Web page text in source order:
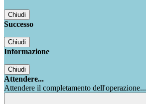
Chiudi
Successo
Chiudi
Informazione
Chiudi
Attendere...
Attendere il completamento dell'operazione...